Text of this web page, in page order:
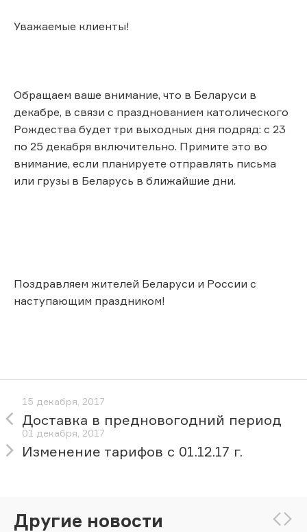
Уважаемые клиенты!
Обращаем ваше внимание, что в Беларуси в
декабре, в связи с празднованием католического
Рождества будет три выходных дня подряд: с 23
по 25 декабря включительно. Примите это во
внимание, если планируете отправлять письма
или грузы в Беларусь в ближайшие дни.
Поздравляем жителей Беларуси и России с
наступающим праздником!
15 декабря, 2017
Доставка в предновогодний период
01 декабря, 2017
Изменение тарифов с 01.12.17 г.
Другие новости